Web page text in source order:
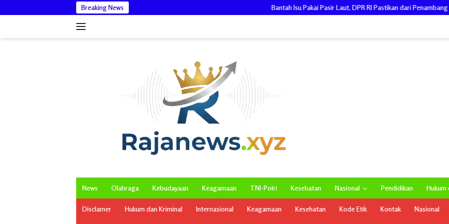
ke
Breaking News Bantah Isu Pakai Pasir Laut, DPR RI Pastikan dari Penambang Resmi, Proyek
News Olahraga Kebudayaan Keagamaan TNI-Polri Kesehatan Nasional Pendidikan Hukum
Disclamer Hukum dan Kriminal Internasional Keagamaan Kesehatan Kode Etik Kontak Nasional